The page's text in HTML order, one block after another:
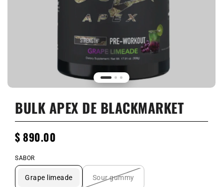
BULK APEX DE BLACKMARKET
$ 890.00
SABOR
Grape limeade Sour gummy